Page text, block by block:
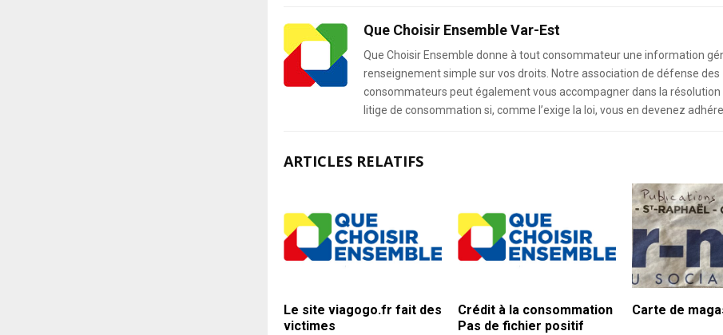
Que Choisir Ensemble Var-Est
Que Choisir Ensemble donne à tout consommateur une information
renseignement simple sur vos droits. Notre association de défense des
consommateurs peut également vous accompagner dans la résolution
litige de consommation si, comme l’exige la loi, vous en devenez
ARTICLES RELATIFS
Le site viagogo.fr fait des
victimes
Crédit à la consommation
Pas de fichier positif
Carte de